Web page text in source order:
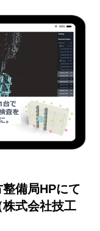
備局HPにて
式会社技工